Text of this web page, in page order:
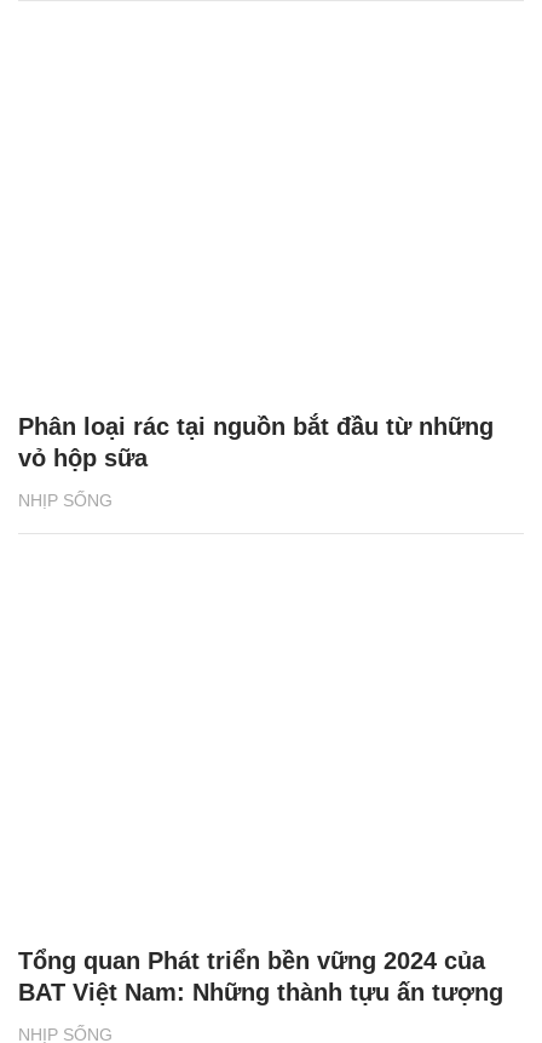
NHỊP SỐNG
Phân loại rác tại nguồn bắt đầu từ những
vỏ hộp sữa
NHỊP SỐNG
Tổng quan Phát triển bền vững 2024 của
BAT Việt Nam: Những thành tựu ấn tượng